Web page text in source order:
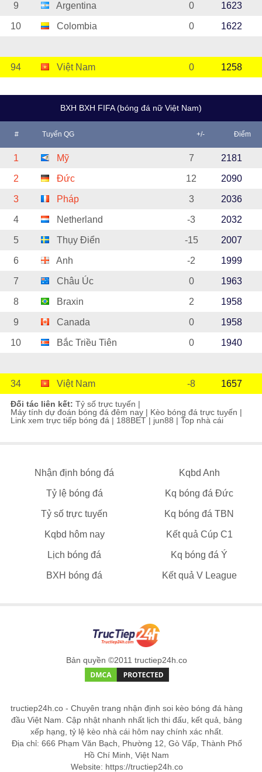
9 Argentina 0 1623
10 Colombia 0 1622
94 Việt Nam 0 1258
BXH BXH FIFA (bóng đá nữ Việt Nam)
# Tuyển QG +/- Điểm
1 Mỹ 7 2181
2 Đức 12 2090
3 Pháp 3 2036
4 Netherland -3 2032
5 Thụy Điển -15 2007
6 Anh -2 1999
7 Châu Úc 0 1963
8 Braxin 2 1958
9 Canada 0 1958
10 Bắc Triều Tiên 0 1940
34 Việt Nam -8 1657
Đối tác liên kết: Tỷ số trực tuyến |
Máy tính dự đoán bóng đá đêm nay | Kèo bóng đá trực tuyến |
Link xem trực tiếp bóng đá | 188BET | jun88 | Top nhà cái
Nhận định bóng đá Kqbd Anh
Tỷ lệ bóng đá Kq bóng đá Đức
Tỷ số trực tuyến Kq bóng đá TBN
Kqbd hôm nay Kết quả Cúp C1
Lịch bóng đá Kq bóng đá Ý
BXH bóng đá Kết quả V League
Bản quyền ©2011 tructiep24h.co
tructiep24h.co - Chuyên trang nhận định soi kèo bóng đá hàng
đầu Việt Nam. Cập nhật nhanh nhất lịch thi đấu, kết quả, bảng
xếp hạng, tỷ lệ kèo nhà cái hôm nay chính xác nhất.
Địa chỉ: 666 Phạm Văn Bạch, Phường 12, Gò Vấp, Thành Phố
Hồ Chí Minh, Việt Nam
Website: https://tructiep24h.co